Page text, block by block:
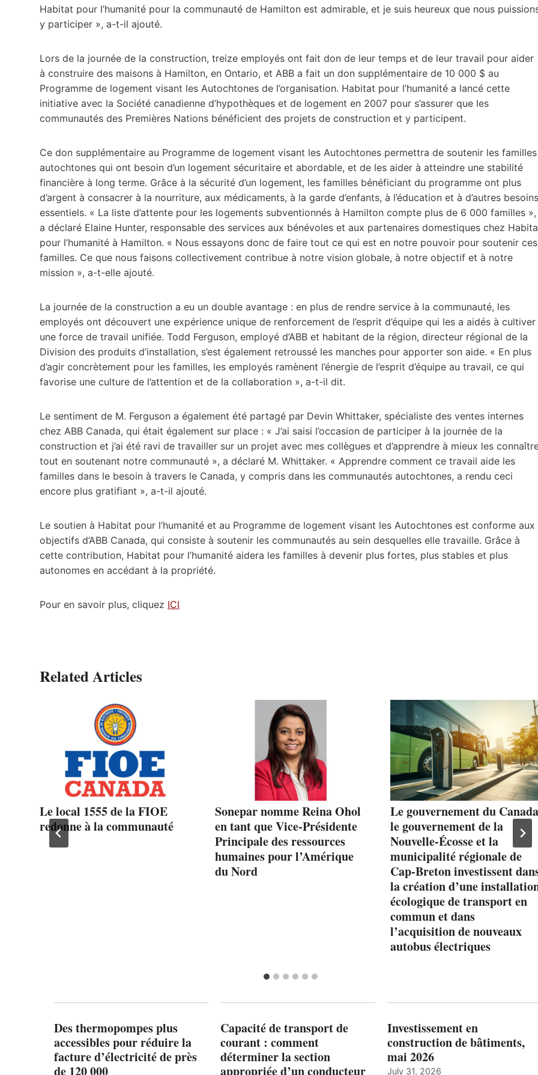
Habitat pour l’humanité pour la communauté de Hamilton est admirable, et je suis heureux que nous
y participer », a-t-il ajouté.
Lors de la journée de la construction, treize employés ont fait don de leur temps et de leur travail pour aider
à construire des maisons à Hamilton, en Ontario, et ABB a fait un don supplémentaire de 10 000 $ au
Programme de logement visant les Autochtones de l’organisation. Habitat pour l’humanité a lancé cette
initiative avec la Société canadienne d’hypothèques et de logement en 2007 pour s’assurer que les
communautés des Premières Nations bénéficient des projets de construction et y participent.
Ce don supplémentaire au Programme de logement visant les Autochtones permettra de soutenir les familles
autochtones qui ont besoin d’un logement sécuritaire et abordable, et de les aider à atteindre une stabilité
financière à long terme. Grâce à la sécurité d’un logement, les familles bénéficiant du programme ont plus
d’argent à consacrer à la nourriture, aux médicaments, à la garde d’enfants, à l’éducation et à d’autres besoins
essentiels. « La liste d’attente pour les logements subventionnés à Hamilton compte plus de 6 000 familles »,
a déclaré Elaine Hunter, responsable des services aux bénévoles et aux partenaires domestiques chez
pour l’humanité à Hamilton. « Nous essayons donc de faire tout ce qui est en notre pouvoir pour soutenir ces
familles. Ce que nous faisons collectivement contribue à notre vision globale, à notre objectif et à notre
mission », a-t-elle ajouté.
La journée de la construction a eu un double avantage : en plus de rendre service à la communauté, les
employés ont découvert une expérience unique de renforcement de l’esprit d’équipe qui les a aidés à cultiver
une force de travail unifiée. Todd Ferguson, employé d’ABB et habitant de la région, directeur régional de la
Division des produits d’installation, s’est également retroussé les manches pour apporter son aide. « En plus
d’agir concrètement pour les familles, les employés ramènent l’énergie de l’esprit d’équipe au travail, ce qui
favorise une culture de l’attention et de la collaboration », a-t-il dit.
Le sentiment de M. Ferguson a également été partagé par Devin Whittaker, spécialiste des ventes internes
chez ABB Canada, qui était également sur place : « J’ai saisi l’occasion de participer à la journée de la
construction et j’ai été ravi de travailler sur un projet avec mes collègues et d’apprendre à mieux les
tout en soutenant notre communauté », a déclaré M. Whittaker. « Apprendre comment ce travail aide les
familles dans le besoin à travers le Canada, y compris dans les communautés autochtones, a rendu ceci
encore plus gratifiant », a-t-il ajouté.
Le soutien à Habitat pour l’humanité et au Programme de logement visant les Autochtones est conforme aux
objectifs d’ABB Canada, qui consiste à soutenir les communautés au sein desquelles elle travaille. Grâce à
cette contribution, Habitat pour l’humanité aidera les familles à devenir plus fortes, plus stables et plus
autonomes en accédant à la propriété.
Pour en savoir plus, cliquez ICI
Related Articles
Le local 1555 de la FIOE
redonne à la communauté
Sonepar nomme Reina Ohol
en tant que Vice-Présidente
Principale des ressources
humaines pour l’Amérique
du Nord
Le gouvernement du
le gouvernement de la
Nouvelle-Écosse et la
municipalité régionale de
Cap-Breton investissent
la création d’une
écologique de transport en
commun et dans
l’acquisition de nouveaux
autobus électriques
Des thermopompes plus
accessibles pour réduire la
facture d’électricité de près
de 120 000
Capacité de transport de
courant : comment
déterminer la section
appropriée d’un conducteur
Investissement en
construction de bâtiments,
mai 2026
July 31, 2026